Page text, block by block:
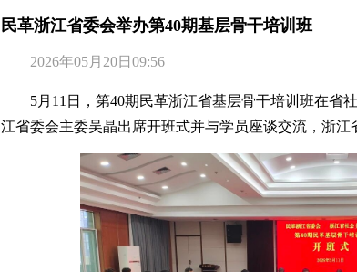
民革浙江省委会举办第40期基层骨干培训班
2026年05月20日09:56
5月11日，第40期民革浙江省基层骨干培训班在省
江省委会主委吴晶出席开班式并与学员座谈交流，浙江